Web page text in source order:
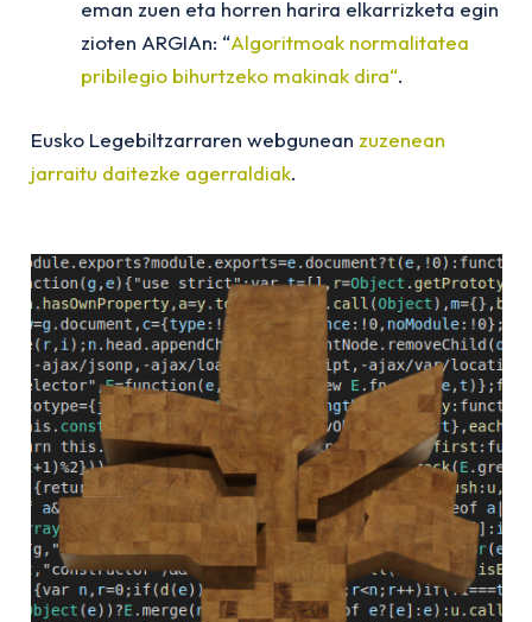
eman zuen eta horren harira elkarrizketa egin
zioten ARGIAn: “Algoritmoak normalitatea
pribilegio bihurtzeko makinak dira“.
Eusko Legebiltzarraren webgunean zuzenean
jarraitu daitezke agerraldiak.